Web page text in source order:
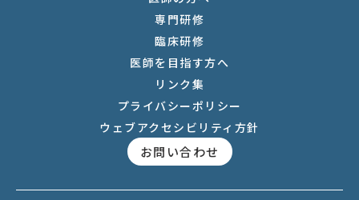
専門研修
臨床研修
医師を目指す方へ
リンク集
プライバシーポリシー
ウェブアクセシビリティ方針
お問い合わせ